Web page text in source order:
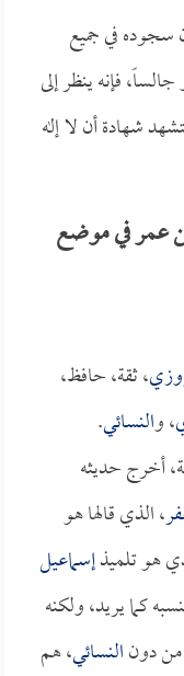
سجوده في جميع
فإنه ينظر إلى
شهادة أن لا إله
عمر في موضع
، ثقة، حافظ،
، والنسائي.
أخرج حديثه
، الذي قالها هو
هو تلميذإسماعيل
كما يريد، ولكنه
دونالنسائي، هم